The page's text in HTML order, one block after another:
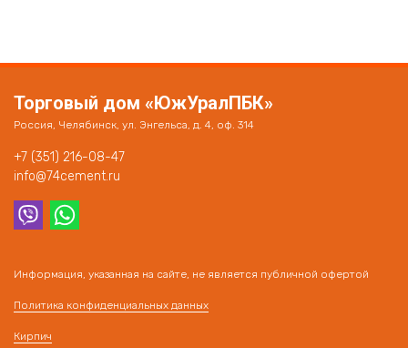
Торговый дом «ЮжУралПБК»
Россия, Челябинск, ул. Энгельса, д. 4, оф. 314
+7 (351) 216-08-47
info@74cement.ru
Информация, указанная на сайте, не является публичной офертой
Политика конфиденциальных данных
Кирпич